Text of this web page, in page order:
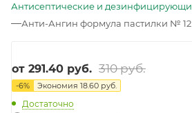
Антисептические и
—Анти-Ангин формула пастилки № 12
от 291.40 руб. 310 руб.
-6% Экономия 18.60 руб.
Достаточно